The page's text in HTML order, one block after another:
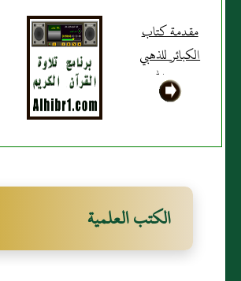
مقدمة كتاب
الكبائر للذهبي
رحمه الله
الكتب العلمية